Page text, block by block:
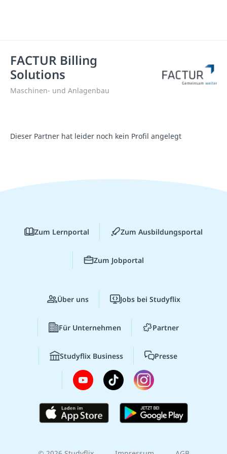
FACTUR Billing
Solutions
Maschinen- und Anlagenbau
Dieser Partner hat leider noch kein Profil angelegt
Zum Lernportal Zum Ausbildungsportal
Zum Jobportal
Über uns Jobs bei Studyflix
Für Unternehmen Partner
Studyflix Business Presse